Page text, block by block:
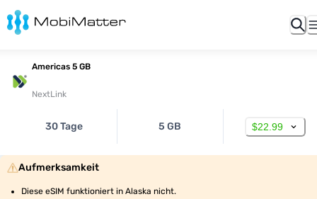
Americas 5 GB
NextLink
30 Tage 5 GB $22.99
Aufmerksamkeit
Diese eSIM funktioniert in Alaska nicht.